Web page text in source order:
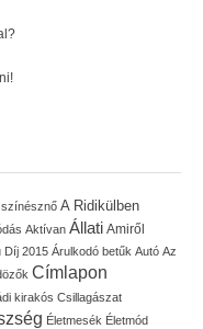
színésznő A Ridikülben
Aktívan Állati Amiről
Díj 2015 Árulkodó betűk Autó Az
Címlapon
kirakós Csillagászat
Életmesék Életmód